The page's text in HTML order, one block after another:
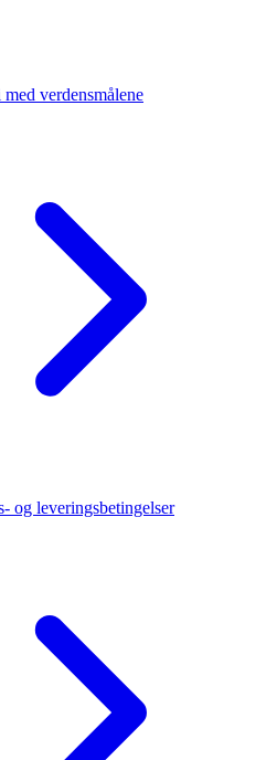
verdensmålene
og leveringsbetingelser